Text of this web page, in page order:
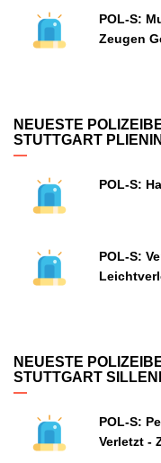
POL-S:
Zeugen
NEUESTE
STUTTGART
POL-S:
POL-S:
NEUESTE
STUTTGART
POL-S:
Verletzt -